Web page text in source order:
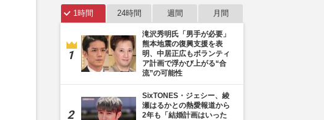
1時間 24時間 週間 月間
滝沢秀明氏「男手が必要」
熊本地震の復興支援を表
明、中居正広もボランティ
ア計画で浮かび上がる“合
流”の可能性
SixTONES・ジェシー、綾
瀬はるかとの熱愛報道から
2年も「結婚計画はいった